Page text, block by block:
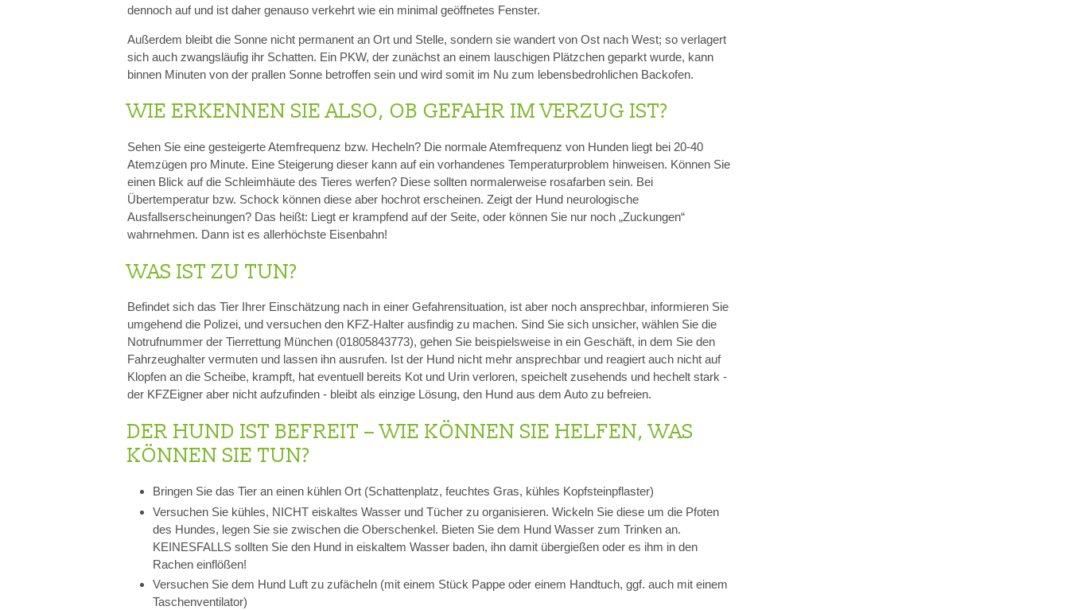
dennoch auf und ist daher genauso verkehrt wie ein minimal geöffnetes Fenster.
Außerdem bleibt die Sonne nicht permanent an Ort und Stelle, sondern sie wandert von Ost nach West; so verlagert
sich auch zwangsläufig ihr Schatten. Ein PKW, der zunächst an einem lauschigen Plätzchen geparkt wurde, kann
binnen Minuten von der prallen Sonne betroffen sein und wird somit im Nu zum lebensbedrohlichen Backofen.
WIE ERKENNEN SIE ALSO, OB GEFAHR IM VERZUG IST?
Sehen Sie eine gesteigerte Atemfrequenz bzw. Hecheln? Die normale Atemfrequenz von Hunden liegt bei 20-40
Atemzügen pro Minute. Eine Steigerung dieser kann auf ein vorhandenes Temperaturproblem hinweisen. Können Sie
einen Blick auf die Schleimhäute des Tieres werfen? Diese sollten normalerweise rosafarben sein. Bei
Übertemperatur bzw. Schock können diese aber hochrot erscheinen. Zeigt der Hund neurologische
Ausfallserscheinungen? Das heißt: Liegt er krampfend auf der Seite, oder können Sie nur noch „Zuckungen“
wahrnehmen. Dann ist es allerhöchste Eisenbahn!
WAS IST ZU TUN?
Befindet sich das Tier Ihrer Einschätzung nach in einer Gefahrensituation, ist aber noch ansprechbar, informieren Sie
umgehend die Polizei, und versuchen den KFZ-Halter ausfindig zu machen. Sind Sie sich unsicher, wählen Sie die
Notrufnummer der Tierrettung München (01805843773), gehen Sie beispielsweise in ein Geschäft, in dem Sie den
Fahrzeughalter vermuten und lassen ihn ausrufen. Ist der Hund nicht mehr ansprechbar und reagiert auch nicht auf
Klopfen an die Scheibe, krampft, hat eventuell bereits Kot und Urin verloren, speichelt zusehends und hechelt stark -
der KFZEigner aber nicht aufzufinden - bleibt als einzige Lösung, den Hund aus dem Auto zu befreien.
DER HUND IST BEFREIT – WIE KÖNNEN SIE HELFEN, WAS
KÖNNEN SIE TUN?
Bringen Sie das Tier an einen kühlen Ort (Schattenplatz, feuchtes Gras, kühles Kopfsteinpflaster)
Versuchen Sie kühles, NICHT eiskaltes Wasser und Tücher zu organisieren. Wickeln Sie diese um die Pfoten
des Hundes, legen Sie sie zwischen die Oberschenkel. Bieten Sie dem Hund Wasser zum Trinken an.
KEINESFALLS sollten Sie den Hund in eiskaltem Wasser baden, ihn damit übergießen oder es ihm in den
Rachen einflößen!
Versuchen Sie dem Hund Luft zu zufächeln (mit einem Stück Pappe oder einem Handtuch, ggf. auch mit einem
Taschenventilator)